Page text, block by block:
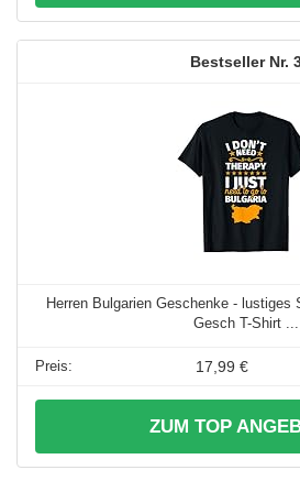
Herren Bulgarien Geschenke - lustiges
Gesch T-Shirt ...
17,99 €
ZUM TOP